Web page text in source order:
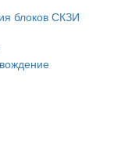
блоков СКЗИ